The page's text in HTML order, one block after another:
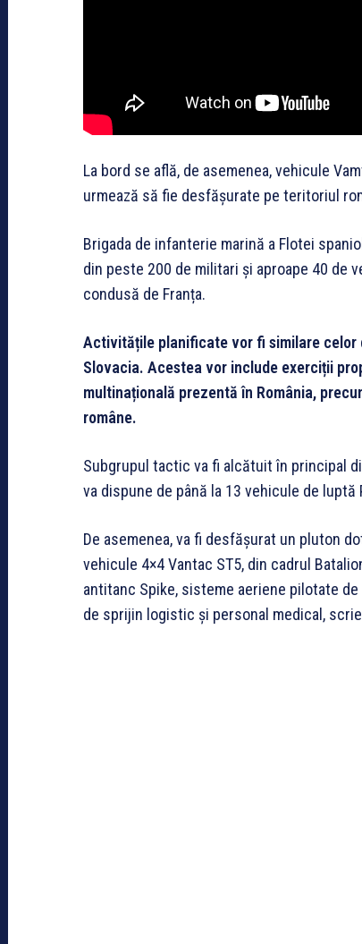
La bord se află, de asemenea, vehicule
urmează să fie desfășurate pe teritoriul
Brigada de infanterie marină a Flotei
din peste 200 de militari și aproape 40 de
condusă de Franța.
Activitățile planificate vor fi similare celor
Slovacia. Acestea vor include exerciții
multinațională prezentă în România,
române.
Subgrupul tactic va fi alcătuit în principal
va dispune de până la 13 vehicule de luptă
De asemenea, va fi desfășurat un pluton
vehicule 4×4 Vantac ST5, din cadrul
antitanc Spike, sisteme aeriene pilotate
de sprijin logistic și personal medical,